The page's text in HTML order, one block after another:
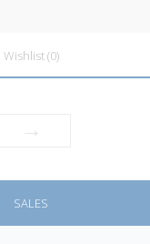
Wishlist(0)
SALES